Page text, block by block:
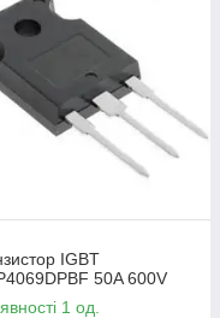
IGBT
50A 600V
1 од.